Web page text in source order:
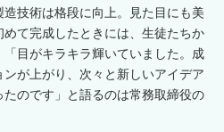
技術は格段に向上。見た目にも美
て完成したときには、生徒たちか
目がキラキラ輝いていました。成
が上がり、次々と新しいアイデア
のです」と語るのは常務取締役の